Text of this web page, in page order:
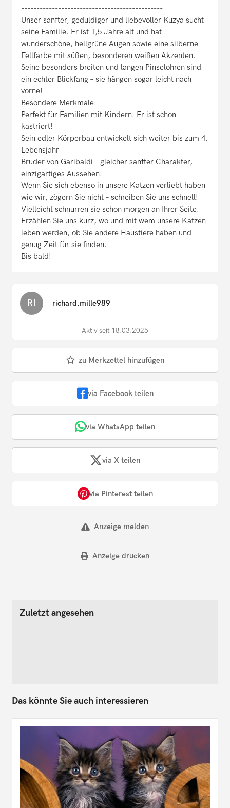
----------------------------------------------
Unser sanfter, geduldiger und liebevoller Kuzya sucht
seine Familie. Er ist 1,5 Jahre alt und hat
wunderschöne, hellgrüne Augen sowie eine silberne
Fellfarbe mit süßen, besonderen weißen Akzenten.
Seine besonders breiten und langen Pinselohren sind
ein echter Blickfang – sie hängen sogar leicht nach
vorne!
Besondere Merkmale:
Perfekt für Familien mit Kindern. Er ist schon
kastriert!
Sein edler Körperbau entwickelt sich weiter bis zum 4.
Lebensjahr
Bruder von Garibaldi – gleicher sanfter Charakter,
einzigartiges Aussehen.
Wenn Sie sich ebenso in unsere Katzen verliebt haben
wie wir, zögern Sie nicht – schreiben Sie uns schnell!
Vielleicht schnurren sie schon morgen an Ihrer Seite.
Erzählen Sie uns kurz, wo und mit wem unsere Katzen
leben werden, ob Sie andere Haustiere haben und
genug Zeit für sie finden.
Bis bald!
RI richard.mille989
Aktiv seit 18.03.2025
zu Merkzettel hinzufügen
via Facebook teilen
via WhatsApp teilen
via X teilen
via Pinterest teilen
Anzeige melden
Anzeige drucken
Zuletzt angesehen
Das könnte Sie auch interessieren